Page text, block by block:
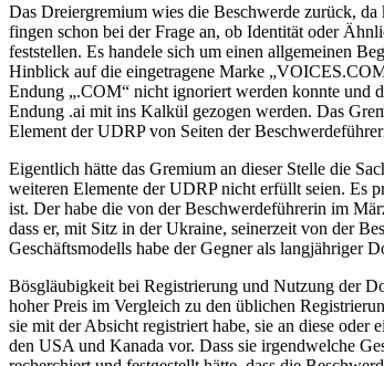
Das Dreiergremium wies die Beschwerde zurück,
fingen schon bei der Frage an, ob Identität oder
feststellen. Es handele sich um einen allgemeinen
Hinblick auf die eingetragene Marke
Endung „.COM“ nicht ignoriert werden konnte und
Endung .ai mit ins Kalkül gezogen werden. Das
Element der UDRP von Seiten der
Eigentlich hätte das Gremium an dieser Stelle die
weiteren Elemente der UDRP nicht erfüllt seien. Es
ist. Der habe die von der Beschwerdeführerin im
dass er, mit Sitz in der Ukraine, seinerzeit von der
Geschäftsmodells habe der Gegner als langjähriger
Bösgläubigkeit bei Registrierung und Nutzung der
hoher Preis im Vergleich zu den üblichen
sie mit der Absicht registriert habe, sie an diese
den USA und Kanada vor. Dass sie irgendwelche